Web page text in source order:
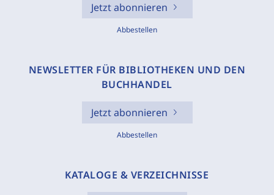
Jetzt abonnieren
Abbestellen
NEWSLETTER FÜR BIBLIOTHEKEN UND DEN
BUCHHANDEL
Jetzt abonnieren
Abbestellen
KATALOGE & VERZEICHNISSE